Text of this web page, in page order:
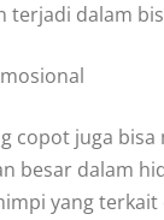
terjadi dalam
copot juga
besar dalam
yang